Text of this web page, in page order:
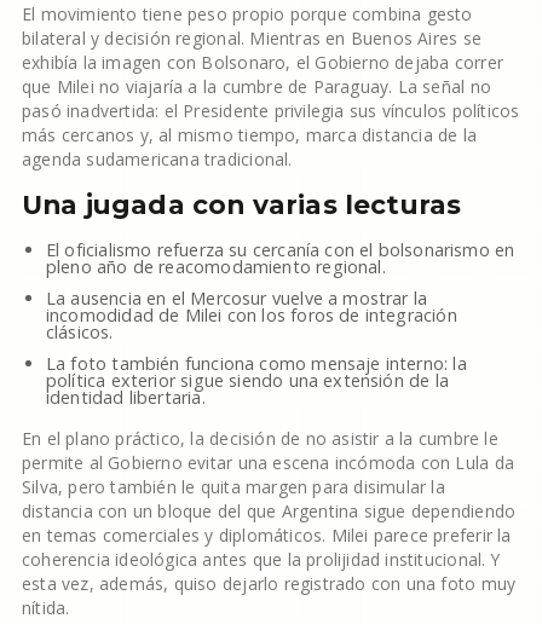
El movimiento tiene peso propio porque combina gesto
bilateral y decisión regional. Mientras en Buenos Aires se
exhibía la imagen con Bolsonaro, el Gobierno dejaba correr
que Milei no viajaría a la cumbre de Paraguay. La señal no
pasó inadvertida: el Presidente privilegia sus vínculos políticos
más cercanos y, al mismo tiempo, marca distancia de la
agenda sudamericana tradicional.
Una jugada con varias lecturas
El oficialismo refuerza su cercanía con el bolsonarismo en
pleno año de reacomodamiento regional.
La ausencia en el Mercosur vuelve a mostrar la
incomodidad de Milei con los foros de integración
clásicos.
La foto también funciona como mensaje interno: la
política exterior sigue siendo una extensión de la
identidad libertaria.
En el plano práctico, la decisión de no asistir a la cumbre le
permite al Gobierno evitar una escena incómoda con Lula da
Silva, pero también le quita margen para disimular la
distancia con un bloque del que Argentina sigue dependiendo
en temas comerciales y diplomáticos. Milei parece preferir la
coherencia ideológica antes que la prolijidad institucional. Y
esta vez, además, quiso dejarlo registrado con una foto muy
nítida.